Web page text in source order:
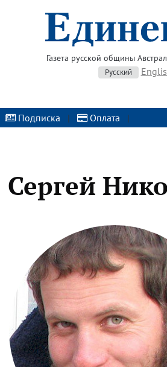
Газета русской общины
Русский
Подписка | Оплата |
Сергей